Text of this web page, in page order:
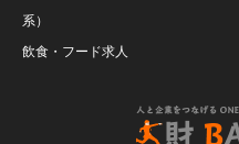
系）
飲食・フード求人